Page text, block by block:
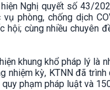
Nghị quyết số 43/
phòng, chống dịch
cùng nhiều chuyên
khung khổ pháp lý là
nhiệm kỳ, KTNN đã
phạm pháp luật và